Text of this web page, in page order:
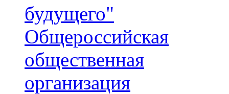
будущего"
Общероссийская
общественная
организация